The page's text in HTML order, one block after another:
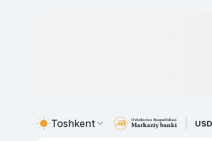
Toshkent